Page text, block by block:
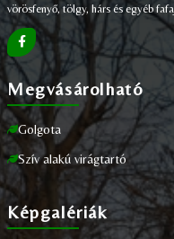
vörösfenyő, tölgy, hárs és egyéb
Megvásárolható
Golgota
Szív alakú virágtartó
Képgalériák